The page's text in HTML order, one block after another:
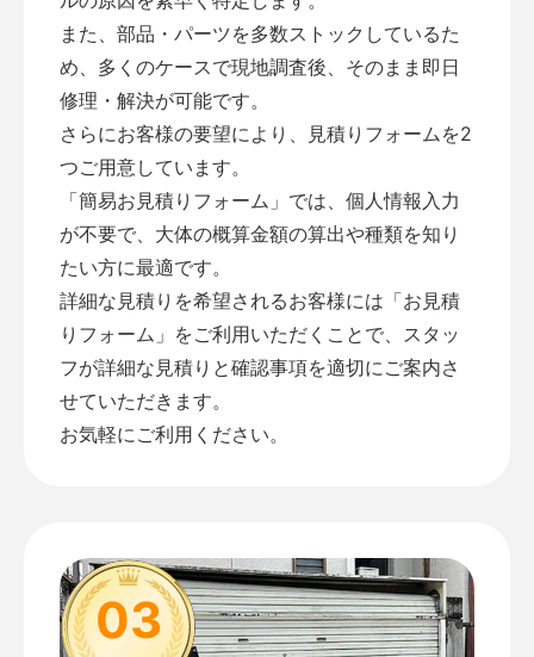
また、部品・パーツを多数ストックしているた
め、多くのケースで現地調査後、そのまま即日
修理・解決が可能です。
さらにお客様の要望により、見積りフォームを2
つご用意しています。
「簡易お見積りフォーム 」では、個人情報入力
が不要で、大体の概算金額の算出や種類を知り
たい方に最適です。
詳細な見積りを希望されるお客様には「お見積
りフォーム 」をご利用いただくことで、スタッ
フが詳細な見積りと確認事項を適切にご案内さ
せていただきます。
お気軽にご利用ください。
03